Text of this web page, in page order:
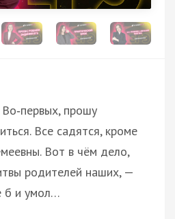
прошу
Все садятся, кроме
Вот в чём дело,
родителей наших, —
б и умол…